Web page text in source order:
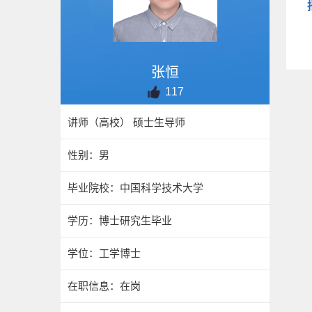
张恒
117
讲师（高校） 硕士生导师
性别：男
毕业院校：中国科学技术大学
学历：博士研究生毕业
学位：工学博士
在职信息：在岗